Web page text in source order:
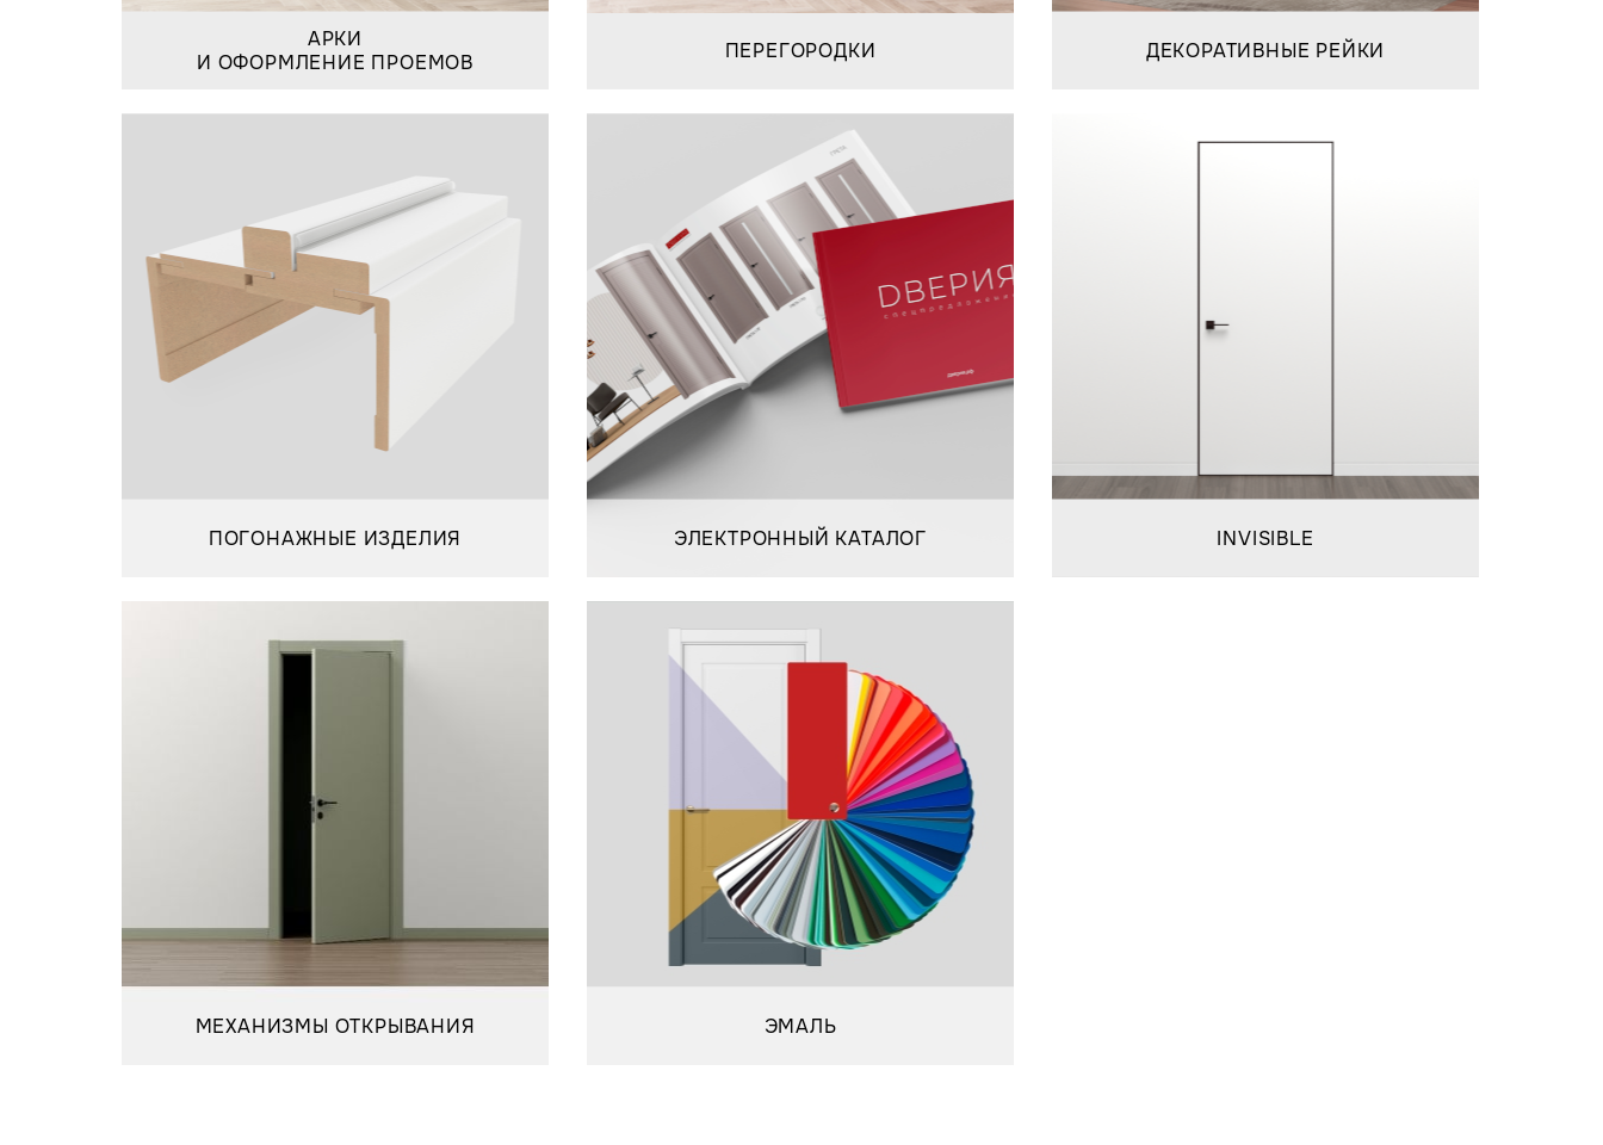
АРКИ
И ОФОРМЛЕНИЕ ПРОЕМОВ
ПЕРЕГОРОДКИ ДЕКОРАТИВНЫЕ РЕЙКИ
ПОГОНАЖНЫЕ ИЗДЕЛИЯ ЭЛЕКТРОННЫЙ КАТАЛОГ INVISIBLE
МЕХАНИЗМЫ ОТКРЫВАНИЯ ЭМАЛЬ